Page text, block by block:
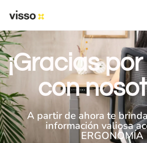
¡Gracias
con
A partir de ahora te
información valiosa
ERGONOMÍA